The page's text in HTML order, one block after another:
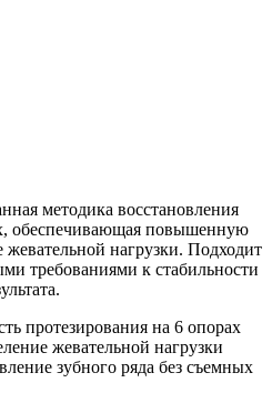
методика восстановления
обеспечивающая повышенную
жевательной нагрузки. Подходит
требованиями к стабильности
протезирования на 6 опорах
жевательной нагрузки
зубного ряда без съемных